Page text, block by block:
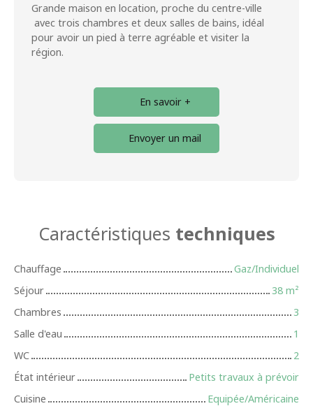
Grande maison en location, proche du centre-ville
avec trois chambres et deux salles de bains, idéal
pour avoir un pied à terre agréable et visiter la
région.
En savoir +
Envoyer un mail
Caractéristiques techniques
Chauffage
Gaz/Individuel
Séjour
38 m²
Chambres
3
Salle d'eau
1
WC
2
État intérieur
Petits travaux à prévoir
Cuisine
Equipée/Américaine